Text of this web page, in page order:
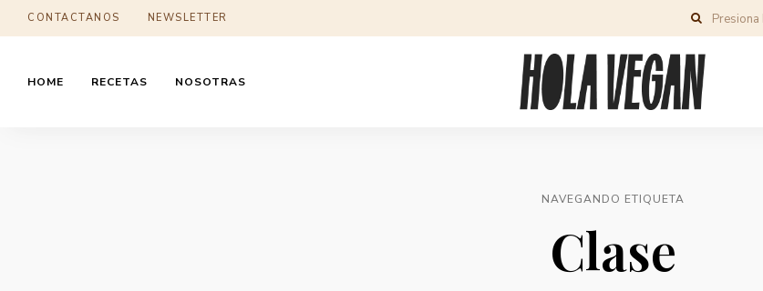
CONTACTANOS NEWSLETTER
HOME RECETAS NOSOTRAS
NAVEGANDO ETIQUETA
Clase